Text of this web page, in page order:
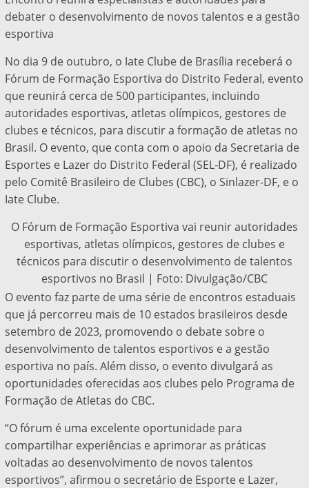
debater o desenvolvimento de novos talentos e a gestão
esportiva
No dia 9 de outubro, o Iate Clube de Brasília receberá o
Fórum de Formação Esportiva do Distrito Federal, evento
que reunirá cerca de 500 participantes, incluindo
autoridades esportivas, atletas olímpicos, gestores de
clubes e técnicos, para discutir a formação de atletas no
Brasil. O evento, que conta com o apoio da Secretaria de
Esportes e Lazer do Distrito Federal (SEL-DF), é realizado
pelo Comitê Brasileiro de Clubes (CBC), o Sinlazer-DF, e o
Iate Clube.
O Fórum de Formação Esportiva vai reunir autoridades
esportivas, atletas olímpicos, gestores de clubes e
técnicos para discutir o desenvolvimento de talentos
esportivos no Brasil | Foto: Divulgação/CBC
O evento faz parte de uma série de encontros estaduais
que já percorreu mais de 10 estados brasileiros desde
setembro de 2023, promovendo o debate sobre o
desenvolvimento de talentos esportivos e a gestão
esportiva no país. Além disso, o evento divulgará as
oportunidades oferecidas aos clubes pelo Programa de
Formação de Atletas do CBC.
“O fórum é uma excelente oportunidade para
compartilhar experiências e aprimorar as práticas
voltadas ao desenvolvimento de novos talentos
esportivos”, afirmou o secretário de Esporte e Lazer,